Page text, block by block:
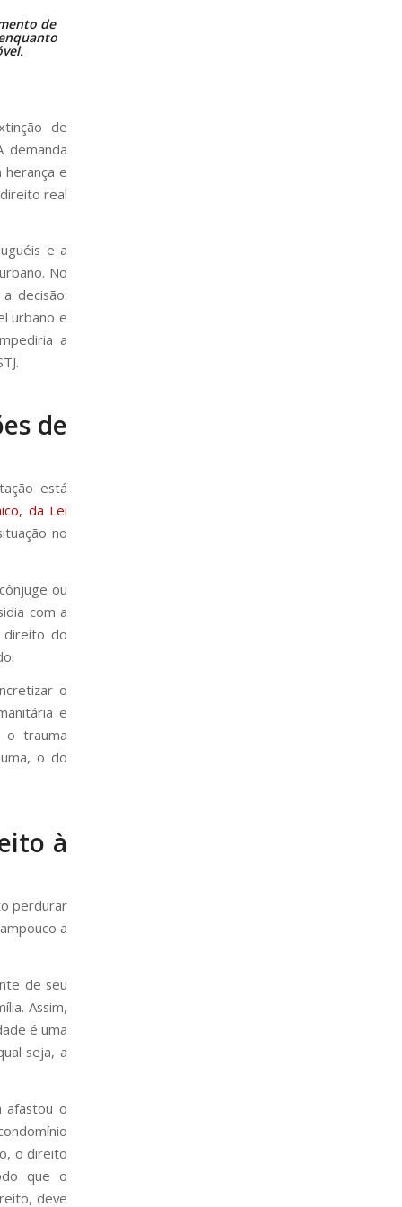
de
de
demanda
e
real
e a
No
decisão:
urbano e
a
de
está
da Lei
no
ou
com a
direito do
o
e
o trauma
o do
à
perdurar
a
de seu
Assim,
é uma
seja, a
afastou o
o direito
que o
deve